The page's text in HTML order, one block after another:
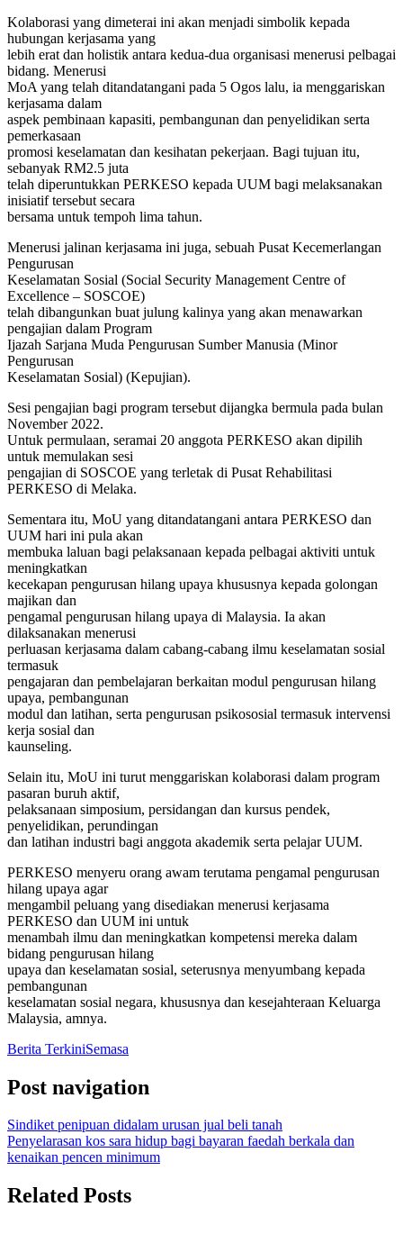
Kolaborasi yang dimeterai ini akan menjadi simbolik kepada
hubungan kerjasama yang
lebih erat dan holistik antara kedua-dua organisasi menerusi pelbagai
bidang. Menerusi
MoA yang telah ditandatangani pada 5 Ogos lalu, ia menggariskan
kerjasama dalam
aspek pembinaan kapasiti, pembangunan dan penyelidikan serta
pemerkasaan
promosi keselamatan dan kesihatan pekerjaan. Bagi tujuan itu,
sebanyak RM2.5 juta
telah diperuntukkan PERKESO kepada UUM bagi melaksanakan
inisiatif tersebut secara
bersama untuk tempoh lima tahun.
Menerusi jalinan kerjasama ini juga, sebuah Pusat Kecemerlangan
Pengurusan
Keselamatan Sosial (Social Security Management Centre of
Excellence – SOSCOE)
telah dibangunkan buat julung kalinya yang akan menawarkan
pengajian dalam Program
Ijazah Sarjana Muda Pengurusan Sumber Manusia (Minor
Pengurusan
Keselamatan Sosial) (Kepujian).
Sesi pengajian bagi program tersebut dijangka bermula pada bulan
November 2022.
Untuk permulaan, seramai 20 anggota PERKESO akan dipilih
untuk memulakan sesi
pengajian di SOSCOE yang terletak di Pusat Rehabilitasi
PERKESO di Melaka.
Sementara itu, MoU yang ditandatangani antara PERKESO dan
UUM hari ini pula akan
membuka laluan bagi pelaksanaan kepada pelbagai aktiviti untuk
meningkatkan
kecekapan pengurusan hilang upaya khususnya kepada golongan
majikan dan
pengamal pengurusan hilang upaya di Malaysia. Ia akan
dilaksanakan menerusi
perluasan kerjasama dalam cabang-cabang ilmu keselamatan sosial
termasuk
pengajaran dan pembelajaran berkaitan modul pengurusan hilang
upaya, pembangunan
modul dan latihan, serta pengurusan psikososial termasuk intervensi
kerja sosial dan
kaunseling.
Selain itu, MoU ini turut menggariskan kolaborasi dalam program
pasaran buruh aktif,
pelaksanaan simposium, persidangan dan kursus pendek,
penyelidikan, perundingan
dan latihan industri bagi anggota akademik serta pelajar UUM.
PERKESO menyeru orang awam terutama pengamal pengurusan
hilang upaya agar
mengambil peluang yang disediakan menerusi kerjasama
PERKESO dan UUM ini untuk
menambah ilmu dan meningkatkan kompetensi mereka dalam
bidang pengurusan hilang
upaya dan keselamatan sosial, seterusnya menyumbang kepada
pembangunan
keselamatan sosial negara, khususnya dan kesejahteraan Keluarga
Malaysia, amnya.
Berita TerkiniSemasa
Post navigation
Sindiket penipuan didalam urusan jual beli tanah
Penyelarasan kos sara hidup bagi bayaran faedah berkala dan
kenaikan pencen minimum
Related Posts